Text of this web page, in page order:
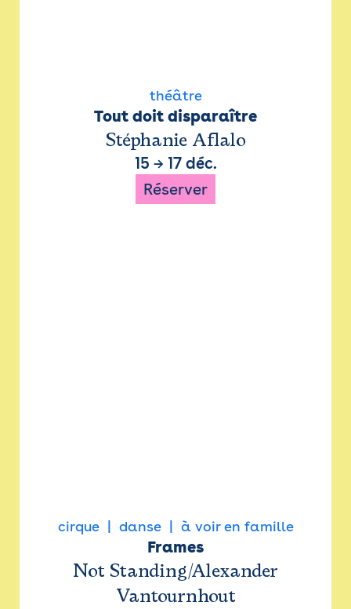
théâtre
Tout doit disparaître
Stéphanie Aflalo
15 → 17 déc.
Réserver
cirque danse à voir en famille
Frames
Not Standing/Alexander
Vantournhout